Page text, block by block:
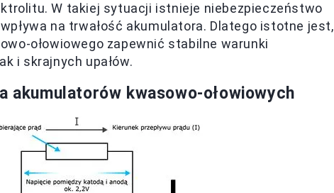
W takiej sytuacji istnieje niebezpieczeństwo
na trwałość akumulatora. Dlatego istotne jest,
ołowiowego zapewnić stabilne warunki
i skrajnych upałów.
akumulatorów kwasowo-ołowiowych